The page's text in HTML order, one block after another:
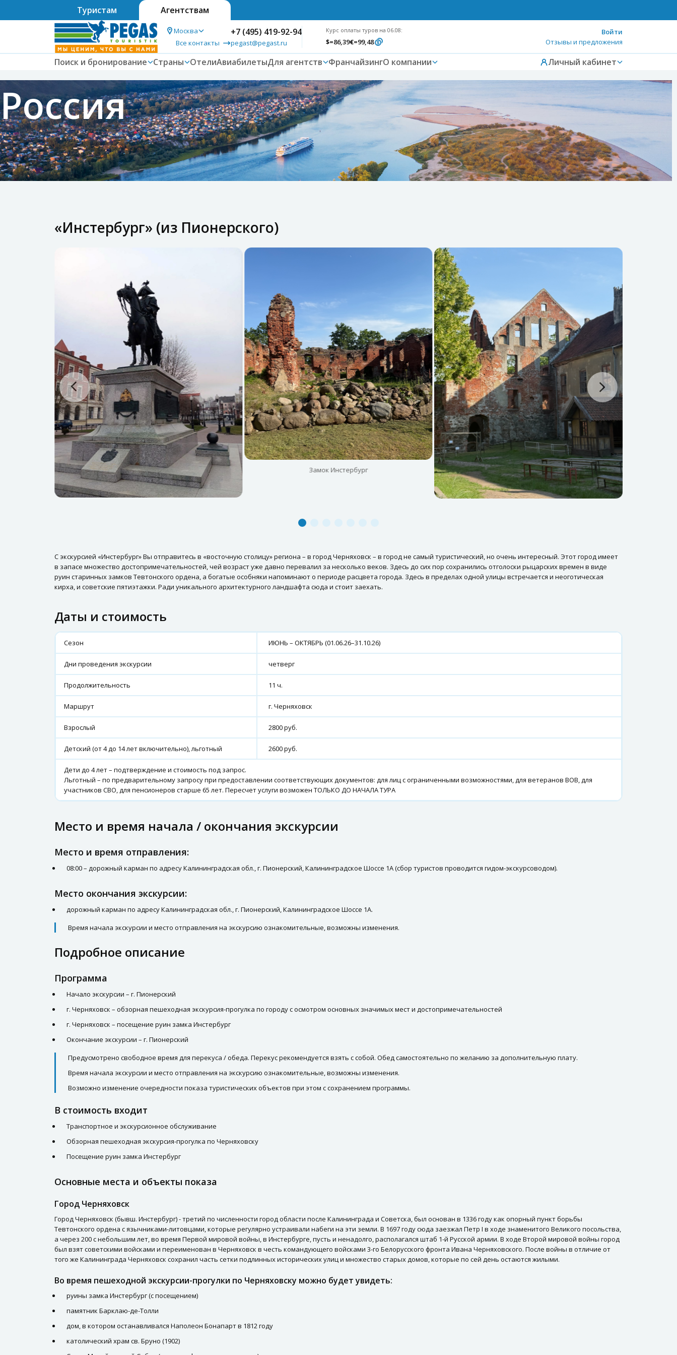
Туристам Агентствам
Москва
Все контакты
+7 (495) 419-92-94
pegast@pegast.ru
Курс оплаты туров на 06.08:
$=86,39€=99,48
Войти
Отзывы и предложения
Поиск и бронирование Страны ОтелиАвиабилетыДля агентств ФранчайзингО компании Личный кабинет
Россия
«Инстербург» (из Пионерского)
Замок Инстербург
С экскурсией «Инстербург» Вы отправитесь в «восточную столицу» региона – в город Черняховск – в город не самый туристический, но очень интересный. Этот город имеет
в запасе множество достопримечательностей, чей возраст уже давно перевалил за несколько веков. Здесь до сих пор сохранились отголоски рыцарских времен в виде
руин старинных замков Тевтонского ордена, а богатые особняки напоминают о периоде расцвета города. Здесь в пределах одной улицы встречается и неоготическая
кирха, и советские пятиэтажки. Ради уникального архитектурного ландшафта сюда и стоит заехать.
Даты и стоимость
Сезон ИЮНЬ – ОКТЯБРЬ (01.06.26–31.10.26)
Дни проведения экскурсии четверг
Продолжительность 11 ч.
Маршрут г. Черняховск
Взрослый 2800 руб.
Детский (от 4 до 14 лет включительно), льготный 2600 руб.
Дети до 4 лет – подтверждение и стоимость под запрос.
Льготный – по предварительному запросу при предоставлении соответствующих документов: для лиц с ограниченными возможностями, для ветеранов ВОВ, для
участников СВО, для пенсионеров старше 65 лет. Пересчет услуги возможен ТОЛЬКО ДО НАЧАЛА ТУРА
Место и время начала / окончания экскурсии
Место и время отправления:
08:00 – дорожный карман по адресу Калининградская обл., г. Пионерский, Калининградское Шоссе 1А (сбор туристов проводится гидом-экскурсоводом).
Место окончания экскурсии:
дорожный карман по адресу Калининградская обл., г. Пионерский, Калининградское Шоссе 1А.
Время начала экскурсии и место отправления на экскурсию ознакомительные, возможны изменения.
Подробное описание
Программа
Начало экскурсии – г. Пионерский
г. Черняховск – обзорная пешеходная экскурсия-прогулка по городу с осмотром основных значимых мест и достопримечательностей
г. Черняховск – посещение руин замка Инстербург
Окончание экскурсии – г. Пионерский
Предусмотрено свободное время для перекуса / обеда. Перекус рекомендуется взять с собой. Обед самостоятельно по желанию за дополнительную плату.
Время начала экскурсии и место отправления на экскурсию ознакомительные, возможны изменения.
Возможно изменение очередности показа туристических объектов при этом с сохранением программы.
В стоимость входит
Транспортное и экскурсионное обслуживание
Обзорная пешеходная экскурсия-прогулка по Черняховску
Посещение руин замка Инстербург
Основные места и объекты показа
Город Черняховск
Город Черняховск (бывш. Инстербург) - третий по численности город области после Калининграда и Советска, был основан в 1336 году как опорный пункт борьбы
Тевтонского ордена с язычниками-литовцами, которые регулярно устраивали набеги на эти земли. В 1697 году сюда заезжал Петр I в ходе знаменитого Великого посольства,
а через 200 с небольшим лет, во время Первой мировой войны, в Инстербурге, пусть и ненадолго, располагался штаб 1-й Русской армии. В ходе Второй мировой войны город
был взят советскими войсками и переименован в Черняховск в честь командующего войсками 3-го Белорусского фронта Ивана Черняховского. После войны в отличие от
того же Калининграда Черняховск сохранил часть сетки подлинных исторических улиц и множество старых домов, которые по сей день остаются жилыми.
Во время пешеходной экскурсии-прогулки по Черняховску можно будет увидеть:
руины замка Инстербург (с посещением)
памятник Барклаю-де-Толли
дом, в котором останавливался Наполеон Бонапарт в 1812 году
католический храм св. Бруно (1902)